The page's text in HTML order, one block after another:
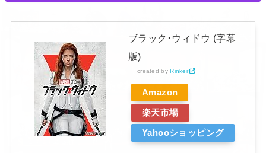
ブラック･ウィドウ (字幕
版)
created byRinker
Amazon
楽天市場
Yahooショッピング